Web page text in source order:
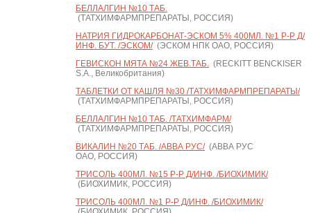
БЕЛЛАЛГИН №10 ТАБ.
(ТАТХИМФАРМПРЕПАРАТЫ, РОССИЯ)
НАТРИЯ ГИДРОКАРБОНАТ-ЭСКОМ 5% 400МЛ. №1 Р-Р Д/
ИНФ. БУТ. /ЭСКОМ/(ЭСКОМ НПК ОАО, РОССИЯ)
ГЕВИСКОН МЯТА №24 ЖЕВ.ТАБ.(RECKITT BENCKISER
S.A., Великобритания)
ТАБЛЕТКИ ОТ КАШЛЯ №30 /ТАТХИМФАРМПРЕПАРАТЫ/
(ТАТХИМФАРМПРЕПАРАТЫ, РОССИЯ)
БЕЛЛАЛГИН №10 ТАБ. /ТАТХИМФАРМ/
(ТАТХИМФАРМПРЕПАРАТЫ, РОССИЯ)
ВИКАЛИН №20 ТАБ. /АВВА РУС/(АВВА РУС
ОАО, РОССИЯ)
ТРИСОЛЬ 400МЛ. №15 Р-Р Д/ИНФ. /БИОХИМИК/
(БИОХИМИК, РОССИЯ)
ТРИСОЛЬ 400МЛ. №1 Р-Р Д/ИНФ. /БИОХИМИК/